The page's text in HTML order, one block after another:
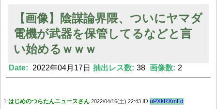
【画像あり】FacebookとかTwitterで拾ったエロ画像貼ってくよ
Powered by livedoor 相互RSS
【画像】陰謀論界隈、ついにヤマダ
電機が武器を保管してるなどと言
い始めるｗｗｗ
Date: 2022年04月17日 抽出レス数: 38 画像数: 2
1:はじめのつらたんニュースさん 2022/04/16(土) 22:43 ID:uPXkRXmFd